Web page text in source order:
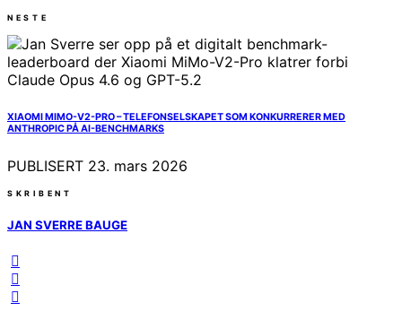
NESTE
XIAOMI MIMO-V2-PRO – TELEFONSELSKAPET SOM KONKURRERER MED
ANTHROPIC PÅ AI-BENCHMARKS
PUBLISERT 23. mars 2026
SKRIBENT
JAN SVERRE BAUGE